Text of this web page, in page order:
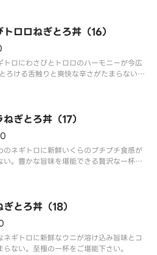
ロロねぎとろ丼（16）
トロにわさびとトロロのハーモニーが今広
ろける舌触りと爽快な辛さがたまらない一
ぎとろ丼（17）
のネギトロに新鮮いくらのプチプチ食感が
い。豊かな旨味を堪能できる贅沢な一杯を
とろ丼（18）
ネギトロに新鮮なウニが溶け込み旨味とコ
らない。至極の一杯をご堪能下さい。